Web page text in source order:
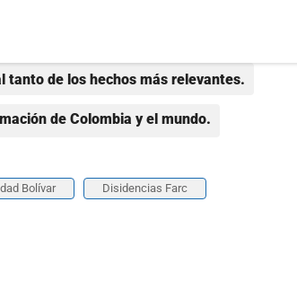
tanto de los hechos más relevantes.
de Colombia y el mundo.
Bolívar Disidencias Farc